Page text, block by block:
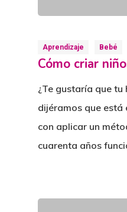
Aprendizaje Bebé
Cómo criar
¿Te gustaría que tu
dijéramos que está
con aplicar un
cuarenta años